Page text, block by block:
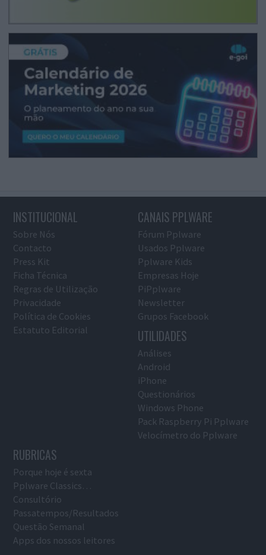
INSTITUCIONAL
Sobre Nós
Contacto
Press Kit
Ficha Técnica
Regras de Utilização
Privacidade
Política de Cookies
Estatuto Editorial
CANAIS PPLWARE
Fórum Pplware
Usados Pplware
Pplware Kids
Empresas Hoje
PiPplware
Newsletter
Grupos Facebook
UTILIDADES
Análises
Android
iPhone
Questionários
Windows Phone
Pack Raspberry Pi Pplware
Velocímetro do Pplware
RUBRICAS
Porque hoje é sexta
Pplware Classics…
Consultório
Passatempos/Resultados
Questão Semanal
Apps dos nossos leitores